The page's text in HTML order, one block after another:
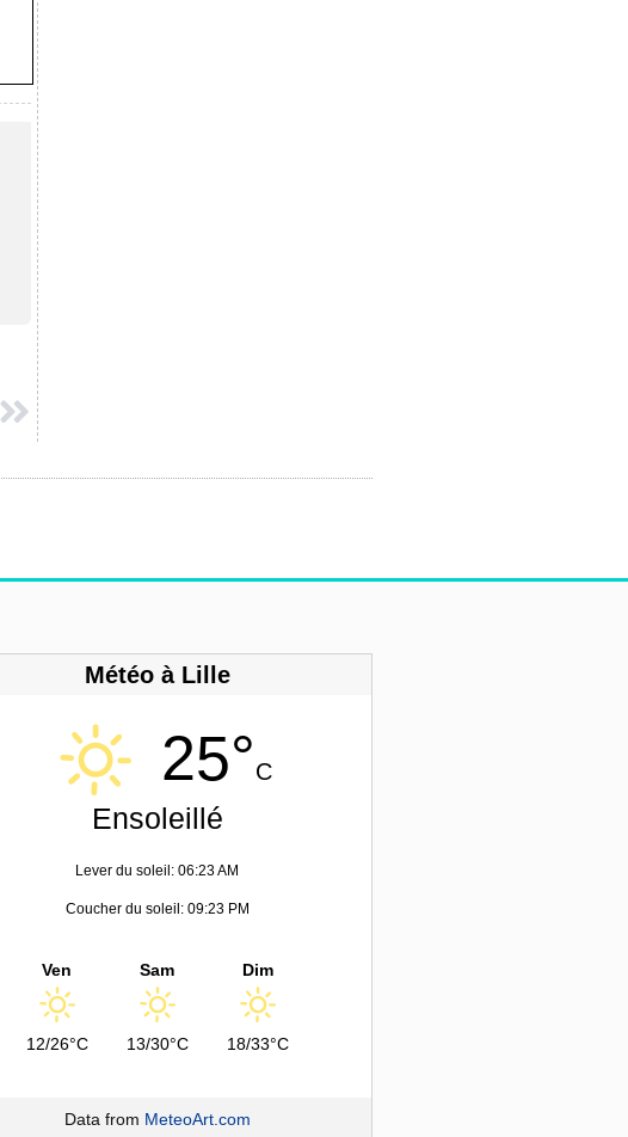
Météo à Lille
25°C
Ensoleillé
Lever du soleil: 06:23 AM
Coucher du soleil: 09:23 PM
Ven
12/26°C
Sam
13/30°C
Dim
18/33°C
Data from MeteoArt.com